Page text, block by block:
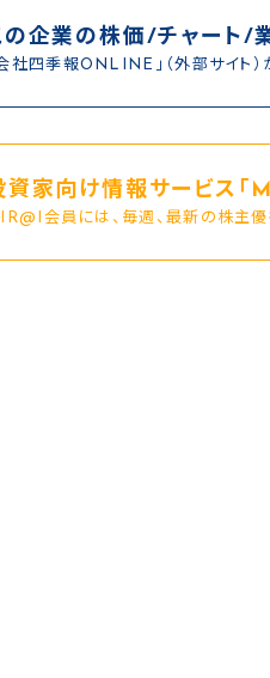
の企業の株価/チャート/
社四季報ONLINE」（外部サイト）
資家向け情報サービス｢
会員には、毎週、最新の株主